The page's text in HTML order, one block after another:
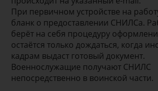
При первичном устройстве на
бланк о предоставлении СНИЛСа.
берёт на себя процедуру
остаётся только дождаться, когда
кадрам выдаст готовый документ.
Военнослужащие получают СНИЛС
непосредственно в воинской части.